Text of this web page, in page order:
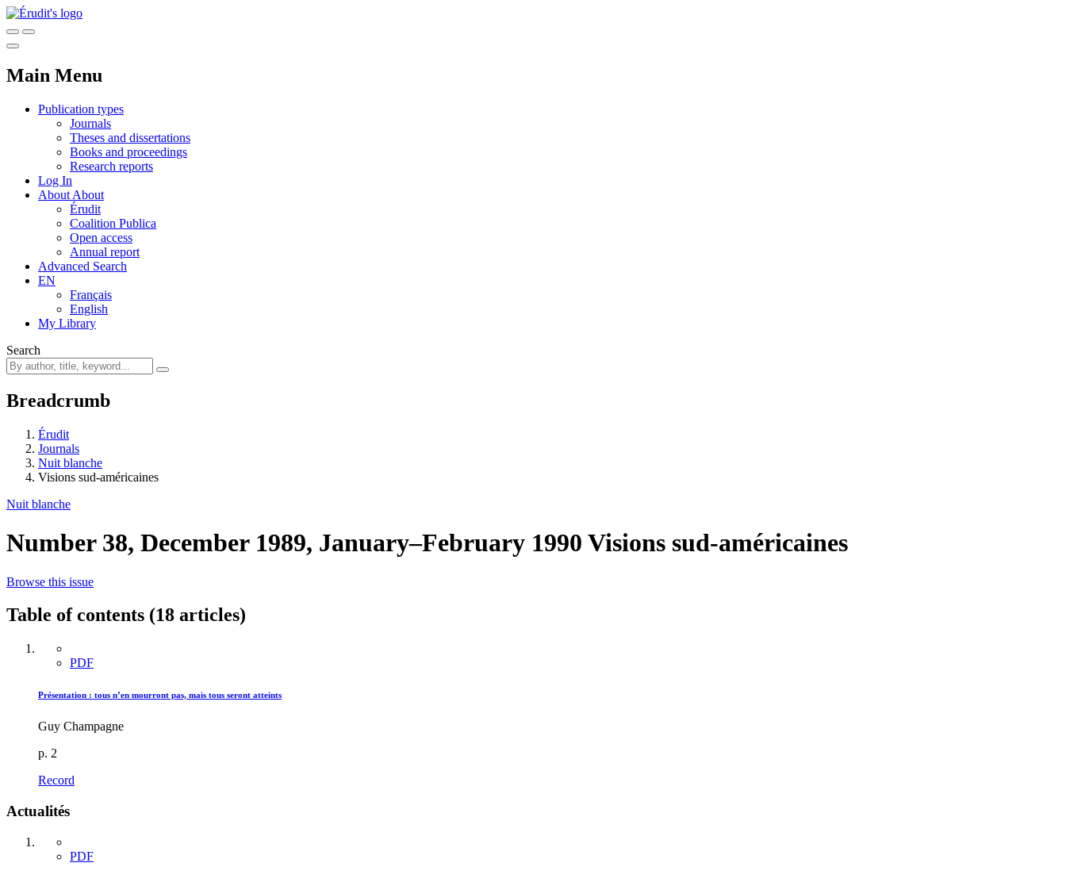
Main Menu
Publication types
Journals
Theses and dissertations
Books and proceedings
Research reports
Log In
About About
Érudit
Coalition Publica
Open access
Annual report
Advanced Search
EN
Français
English
My Library
Search
Breadcrumb
Érudit
Journals
Nuit blanche
Visions sud-américaines
Nuit blanche
Number 38, December 1989, January–February 1990 Visions sud-américaines
Browse this issue
Table of contents (18 articles)
PDF
Présentation : tous n’en mourront pas, mais tous seront atteints
Guy Champagne
p. 2
Record
Actualités
PDF